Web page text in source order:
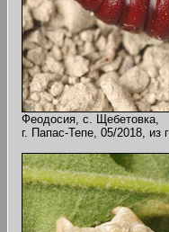
Феодосия, с. Щебетовка,
г. Папас-Тепе, 05/2018, из